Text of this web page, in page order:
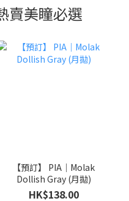
賣美瞳必選
【預訂】 PIA｜Molak
Dollish Gray (月拋)
HK$138.00